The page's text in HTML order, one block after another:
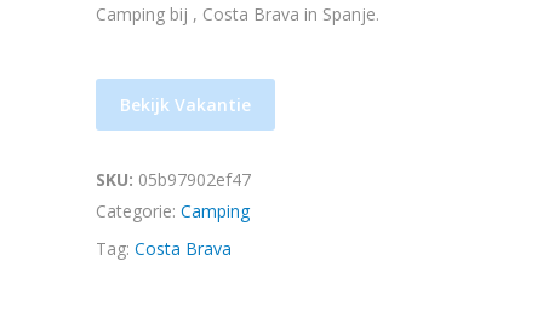
Camping bij , Costa Brava in Spanje.
Bekijk Vakantie
SKU: 05b97902ef47
Categorie: Camping
Tag: Costa Brava